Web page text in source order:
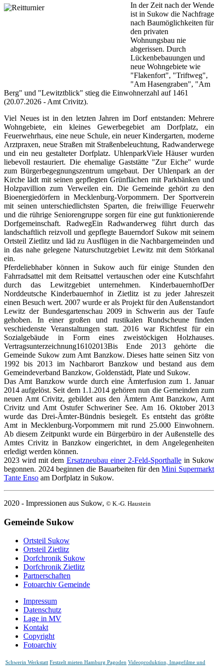
In der Zeit nach der Wende
ist in Sukow die Nachfrage
nach Baumöglichkeiten für
den privaten
Wohnungsbau nie
abgerissen. Durch
Lückenbebauungen und
neue Wohngebiete wie
"Flakenfort", "Triftweg",
"Am Hasengraben", "Am
Berg" und "Lewitztblick" stieg die Einwohnerzahl auf 1461
(20.07.2026 - Amt Crivitz).
Viel Neues ist in den letzten Jahren im Dorf entstanden: Mehrere
Wohngebiete, ein kleines Gewerbegebiet am Dorfplatz, ein
Feuerwehrhaus, eine neue Schule, ein neuer Kindergarten, moderne
Arztpraxen, neue Straßen mit Straßenbeleuchtung, Radwanderwege
und ein neu gestalteter Dorfplatz. UhlenparkViele Häuser wurden
liebevoll restauriert. Die ehemalige Gaststätte "Zur Eiche" wurde
zum Bürgerbegegnungszentrum umgebaut. Der Uhlenpark an der
Kirche lädt mit seinen gepflegten Grünflächen mit Parkbänken und
Holzpavillion zum Verweilen ein. Die Gemeinde gehört zu den
Bioenergiedörfern in Mecklenburg-Vorpommern. Der Sportverein
mit seinen unterschiedlichsten Sparten, die freiwillige Feuerwehr
und die rührige Seniorengruppe sorgen für eine gut funktionierende
Dorfgemeinschaft. RadwegEin Radwanderweg führt durch das
landschaftlich reizvoll und gepflegte Bauerndorf Sukow mit seinem
Ortsteil Zietlitz und läd zu Ausflügen in die Nachbargemeinden und
in das nahe gelegene Naturschutzgebiet Lewitz mit dem Störkanal
ein.
Pferdeliebhaber können in Sukow auch für einige Stunden den
Fahrradsattel mit dem Reitsattel vertauschen oder eine Kutschfahrt
durch das Lewitzgebiet unternehmen. KinderbauernhofDer
Norddeutsche Kinderbauernhof in Zietlitz ist zu jeder Jahreszeit
einen Besuch wert. 2007 wurde er als Projekt für den Außenstandort
Lewitz der Bundesgartenschau 2009 in Schwerin aus der Taufe
gehoben. In einer großen und rustikalen Rundscheune finden
veschiedenste Veranstaltungen statt. 2016 war Richtfest für ein
Sozialgebäude in Form eines zweistöckigen Holzhauses.
Vertragsunterzeichnung16102013Bis Ende 2013 gehörte die
Gemeinde Sukow zum Amt Banzkow. Dieses hatte seinen Sitz von
1992 bis 2013 im Nachbarort Banzkow und bestand aus dem
Gemeindeverband Banzkow, Goldenstädt, Plate und Sukow.
Das Amt Banzkow wurde durch eine Ämterfusion zum 1. Januar
2014 aufgelöst. Seit dem 1.1.2014 gehören nun die Gemeinden zum
neuen Amt Crivitz, gebildet aus den Ämtern Amt Banzkow, Amt
Crivitz und Amt Ostufer Schweriner See. Am 16. Oktober 2013
wurde das Drei-Ämter-Bündnis besiegelt. Es entsteht das größte
Amt in Mecklenburg-Vorpommern mit rund 25.000 Einwohnern.
Ab diesem Zeitpunkt wurde ein Bürgerbüro in der Außenstelle des
Amtes Crivitz in Banzkow eingerichtet, in dem Angelegenheiten
erledigt werden können.
2023 wird mit dem Ersatzneubau einer 2-Feld-Sporthallein Sukow
begonnen. 2024 beginnen die Bauarbeiten für denMini Supermarkt
Tante Enso am Dorfplatz in Sukow.
2020 - Impressionen aus Sukow, © K.-G. Haustein
Gemeinde Sukow
Ortsteil Sukow
Ortsteil Zietlitz
Dorfchronik Sukow
Dorfchronik Zietlitz
Partnerschaften
Fotoarchiv Gemeinde
Impressum
Datenschutz
Lage in MV
Kontakt
Copyright
Fotoarchiv
Schwerin Werkstatt Festzelt mieten Hamburg Pagoden Videoproduktion, Imagefilme und